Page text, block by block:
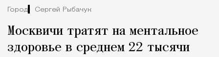
Город Сергей Рыбачук
Москвичи тратят на ментальное
здоровье в среднем 22 тысячи